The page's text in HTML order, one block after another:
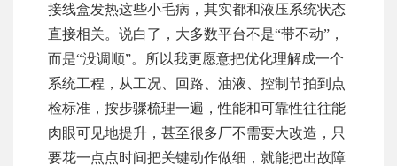
接线盒发热这些小毛病，其实都和液压系统状态
直接相关。说白了，大多数平台不是“带不动”，
而是“没调顺”。所以我更愿意把优化理解成一个
系统工程，从工况、回路、油液、控制节拍到点
检标准，按步骤梳理一遍，性能和可靠性往往能
肉眼可见地提升，甚至很多厂不需要大改造，只
要花一点点时间把关键动作做细，就能把出故障